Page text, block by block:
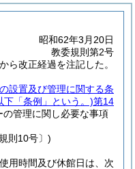
昭和62年3月20日
教委規則第2号
ら改正経過を注記した。
設置及び管理に関する条
「条例」という。)第14
管理に関し必要な事項
則10号〕)
用時間及び休館日は、次